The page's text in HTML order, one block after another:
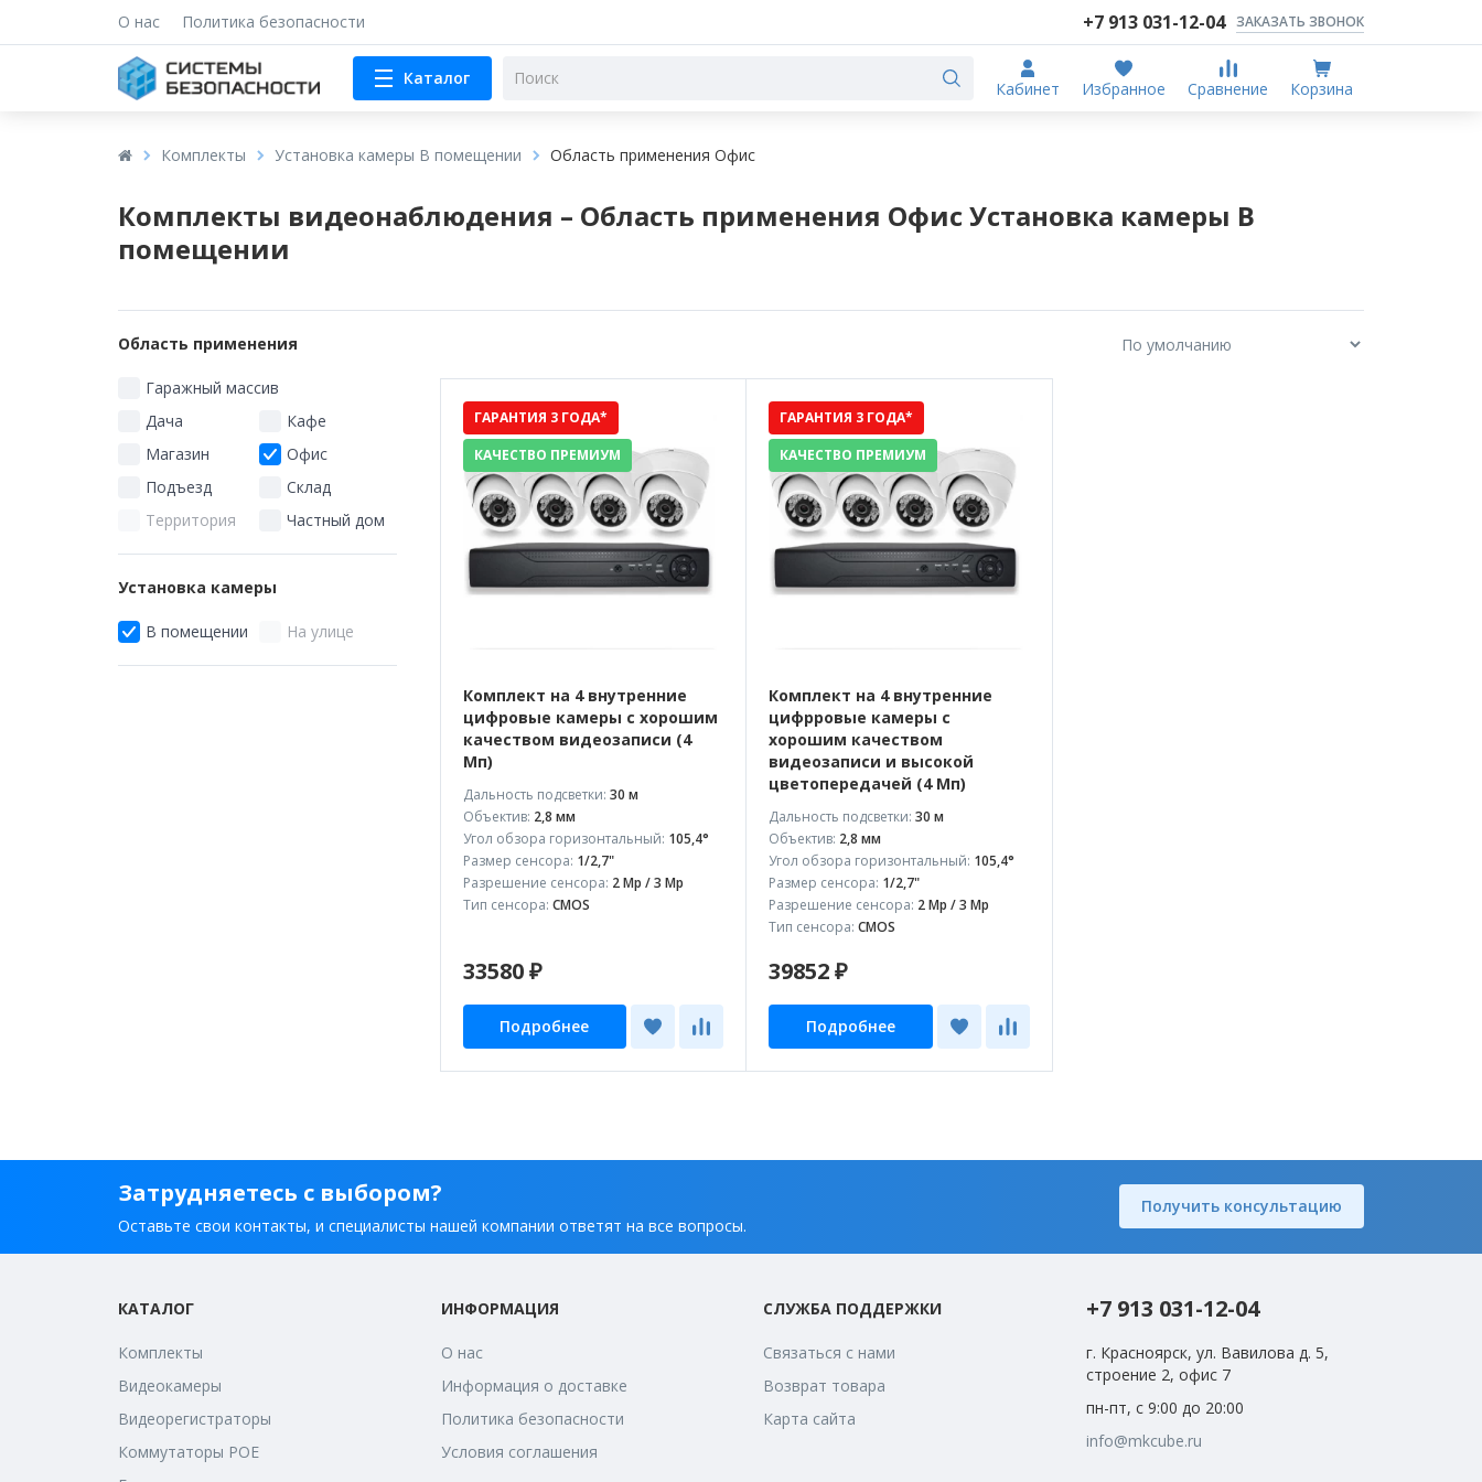
О нас Политика безопасности +7 913 031-12-04 ЗАКАЗАТЬ ЗВОНОК
Каталог
Кабинет Избранное Сравнение Корзина
Комплекты Установка камеры В помещении Область применения Офис
Комплекты видеонаблюдения – Область применения Офис Установка камеры В
помещении
Область применения
Гаражный массив
Дача
Кафе
Магазин
Офис
Подъезд
Склад
Территория
Частный дом
Установка камеры
В помещении На улице
Комплект на 4 внутренние
цифровые камеры с хорошим
качеством видеозаписи (4
Мп)
ГАРАНТИЯ 3 ГОДА*
КАЧЕСТВО ПРЕМИУМ
Дальность подсветки: 30 м
Объектив: 2,8 мм
Угол обзора горизонтальный: 105,4°
Размер сенсора: 1/2,7"
Разрешение сенсора: 2 Mp / 3 Mp
Тип сенсора: CMOS
33580 ₽
Подробнее
Комплект на 4 внутренние
цифрровые камеры с
хорошим качеством
видеозаписи и высокой
цветопередачей (4 Мп)
ГАРАНТИЯ 3 ГОДА*
КАЧЕСТВО ПРЕМИУМ
Дальность подсветки:30 м
Объектив: 2,8 мм
Угол обзора горизонтальный: 105,4°
Размер сенсора: 1/2,7"
Разрешение сенсора: 2 Mp / 3 Mp
Тип сенсора:CMOS
39852 ₽
Подробнее
Затрудняетесь с выбором?
Оставьте свои контакты, и специалисты нашей компании ответят на все вопросы.
Получить консультацию
КАТАЛОГ
Комплекты
Видеокамеры
Видеорегистраторы
Коммутаторы POE
ИНФОРМАЦИЯ
О нас
Информация о доставке
Политика безопасности
Условия соглашения
СЛУЖБА ПОДДЕРЖКИ
Связаться с нами
Возврат товара
Карта сайта
+7 913 031-12-04
г. Красноярск, ул. Вавилова д. 5,
строение 2, офис 7
пн-пт, с 9:00 до 20:00
info@mkcube.ru